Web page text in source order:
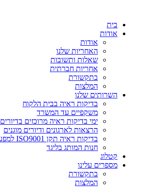
בית
אודות
אודות
האחריות שלנו
שאלות ותשובות
אחריות חברתית
בתקשורת
המלצות
השרותים שלנו
בדיקות ראיה בבית הלקוח
משקפיים עד המשרד
ימי בדיקות ראיה מרוכזים בדיורים
הרצאות לארגונים ודיורים מוגנים
בדיקות ראיה תקן ISO9001 למפעלים וחברות
חנות המותג בליגד
קטלוג
מספרים עלינו
בתקשורת
המלצות